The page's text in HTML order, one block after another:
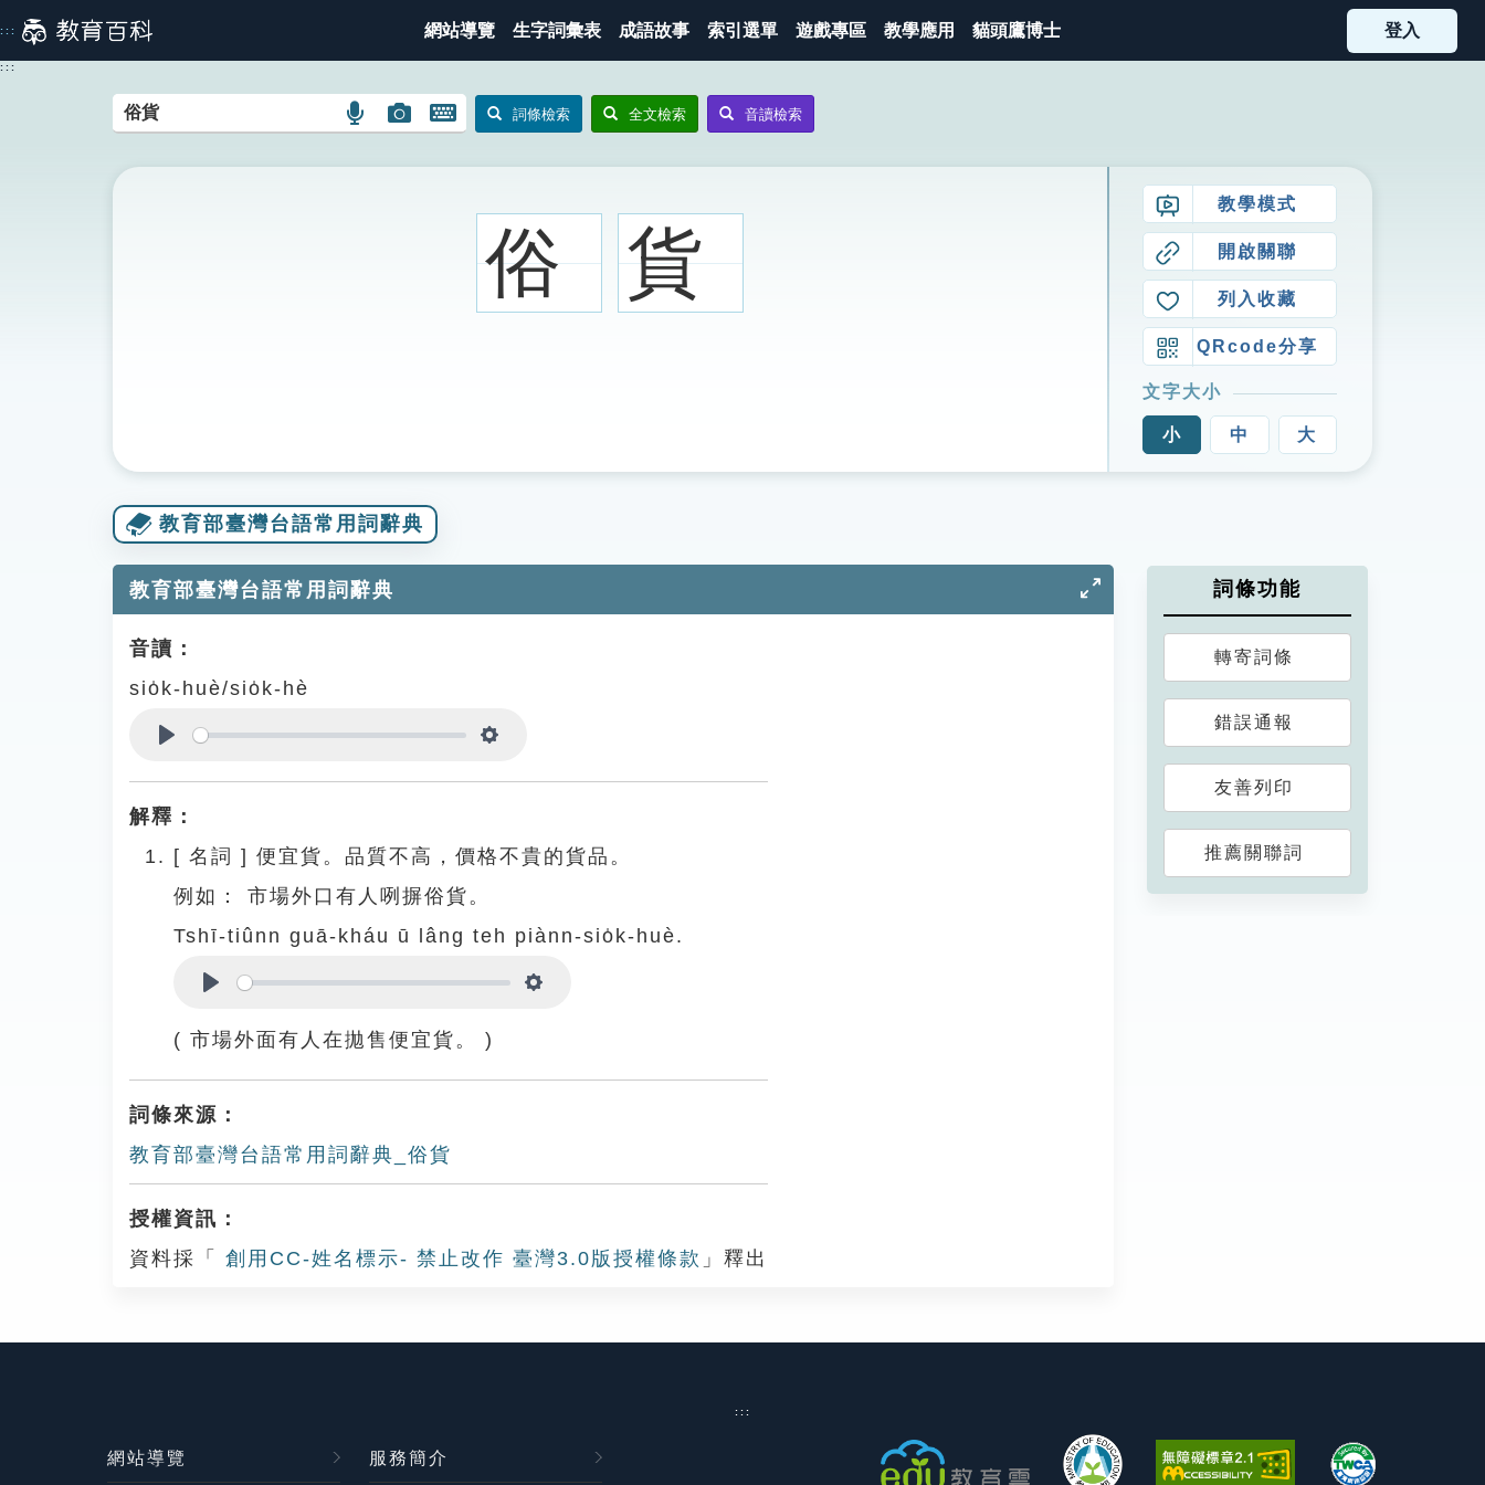
到
主
::: 網站導覽 生字詞彙表 成語故事 索引選單 遊戲專區 教學應用 貓頭鷹博士 登入
:::
語
搜
圖
搜
開
鍵
詞條檢索 全文檢索 音讀檢索
俗 貨
教學模式
開啟關聯
列入收藏
QRcode分享
文字大小
小 中 大
教育部臺灣台語常用詞辭典
教育部臺灣台語常用詞辭典
音讀：
sio̍k-huè/sio̍k-hè
解釋：
[ 名詞 ] 便宜貨。品質不高，價格不貴的貨品。
例如：
市場外口有人咧摒俗貨。
Tshī-tiûnn guā-kháu ū lâng teh piànn-sio̍k-huè.
( 市場外面有人在拋售便宜貨。 )
詞條來源：
教育部臺灣台語常用詞辭典_俗貨
授權資訊：
資料採「
創用CC-姓名標示- 禁止改作 臺灣3.0版授權條款 」釋出
詞條功能
轉寄詞條
錯誤通報
友善列印
推薦關聯詞
:::
網站導覽 服務簡介